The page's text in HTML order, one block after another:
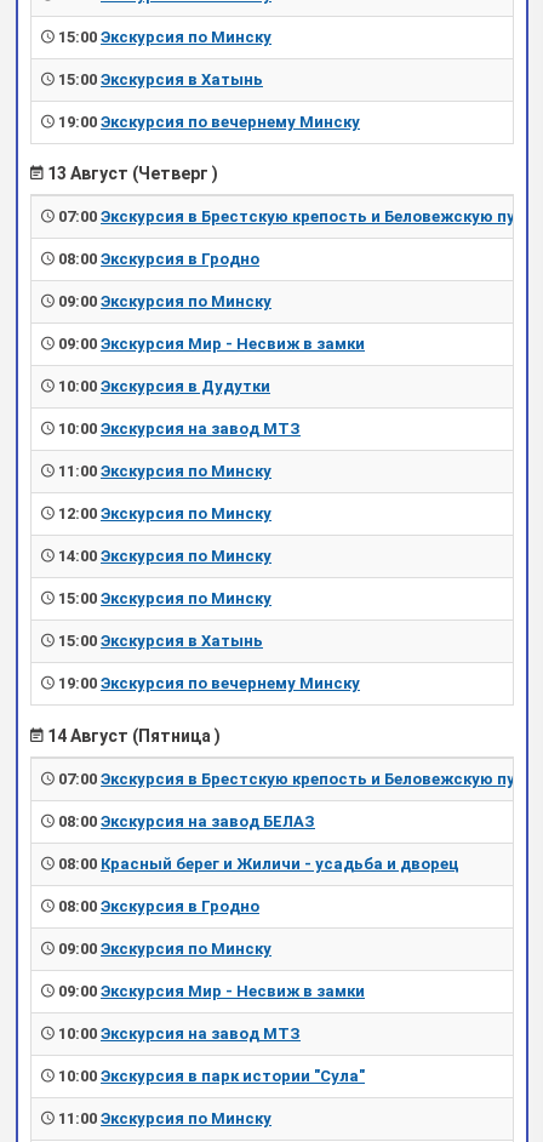
15:00 Экскурсия по Минску
15:00 Экскурсия в Хатынь
19:00 Экскурсия по вечернему Минску
13 Август (Четверг )
07:00 Экскурсия в Брестскую крепость и Беловежскую пущу
08:00 Экскурсия в Гродно
09:00 Экскурсия по Минску
09:00 Экскурсия Мир - Несвиж в замки
10:00 Экскурсия в Дудутки
10:00 Экскурсия на завод МТЗ
11:00 Экскурсия по Минску
12:00 Экскурсия по Минску
14:00 Экскурсия по Минску
15:00 Экскурсия по Минску
15:00 Экскурсия в Хатынь
19:00 Экскурсия по вечернему Минску
14 Август (Пятница )
07:00 Экскурсия в Брестскую крепость и Беловежскую пущу
08:00 Экскурсия на завод БЕЛАЗ
08:00 Красный берег и Жиличи - усадьба и дворец
08:00 Экскурсия в Гродно
09:00 Экскурсия по Минску
09:00 Экскурсия Мир - Несвиж в замки
10:00 Экскурсия на завод МТЗ
10:00 Экскурсия в парк истории "Сула"
11:00 Экскурсия по Минску